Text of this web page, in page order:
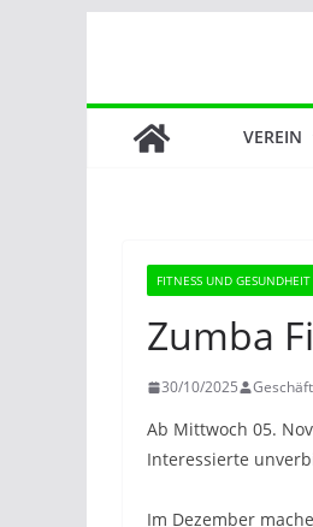
VEREIN
FITNESS UND GESUNDHEIT
Zumba
30/10/2025
Ab Mittwoch 05.
Interessierte
Im Dezember